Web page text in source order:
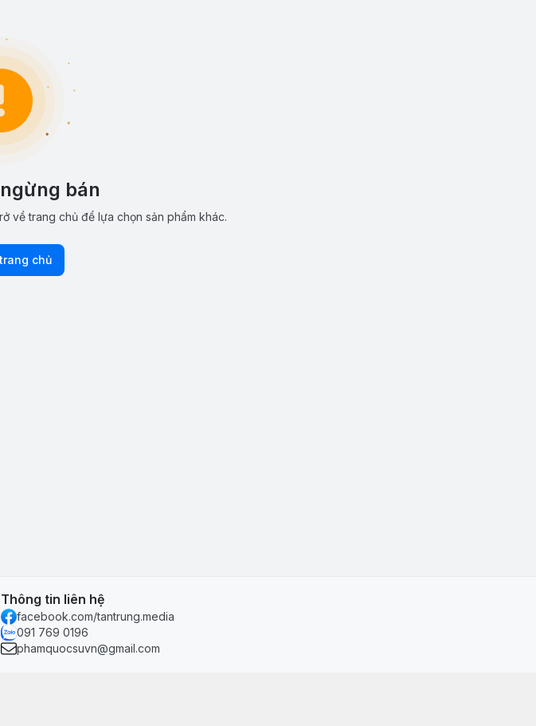
bán
về trang chủ để lựa chọn sản phẩm khác.
chủ
Thông tin liên hệ
facebook.com/tantrung.media
091 769 0196
phamquocsuvn@gmail.com